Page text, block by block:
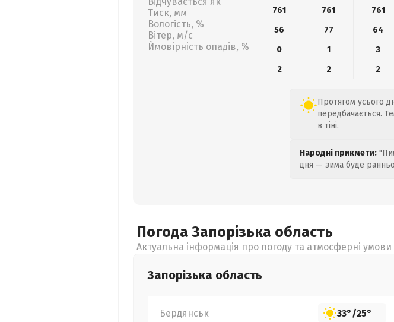
Тиск, мм
Вологість, %
Вітер, м/с
Ймовірність опадів, %
761 761 761
56
77 64
0
1 3
2
2 2
Протягом усього
передбачається.
в тіні.
Народні прикмети:
дня — зима буде
Погода Запорізька область
Актуальна інформація про погоду та атмосферні умови
Запорізька область
Бердянськ 33°/25°